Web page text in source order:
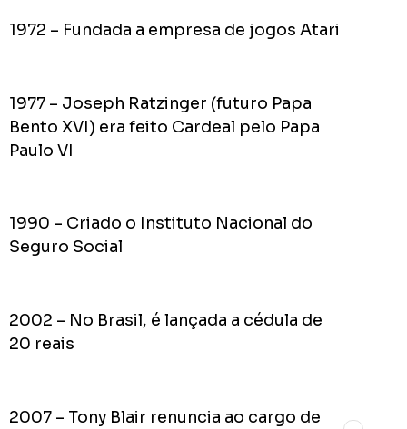
1972 – Fundada a empresa de jogos Atari
1977 – Joseph Ratzinger (futuro Papa
Bento XVI) era feito Cardeal pelo Papa
Paulo VI
1990 – Criado o Instituto Nacional do
Seguro Social
2002 – No Brasil, é lançada a cédula de
20 reais
2007 – Tony Blair renuncia ao cargo de
Andamento: